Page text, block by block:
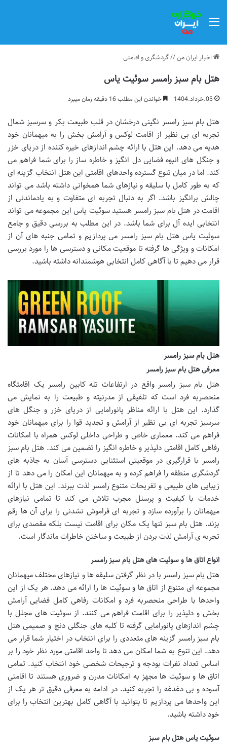
اخبار ایران من//گردشگری و اقامتی
هتل بام سبز رامسر سوئیت یاس
05.خرداد.1404 خواندن این مطلب 16 دقیقه زمان میبرد
هتل بام سبز رامسر نگینی درخشان در قلب طبیعت بکر و سرسبز شمال
تجربه ای بی نظیر از اقامت لوکس و آرامش بخش را به میهمانان خود
هدیه می دهد. این هتل با ارائه چشم اندازهای خیره کننده از دریای خزر
و جنگل های انبوه فضایی دل انگیز و خاطره ساز را برای شما فراهم می
کند. اما در میان تنوع گسترده واحدهای اقامتی این هتل انتخاب گزینه ای
که به طور کامل با سلیقه و نیازهای شما همخوانی داشته باشد می تواند
چالش برانگیز باشد. اگر به دنبال تجربه ای متفاوت و به یادماندنی از
اقامت در هتل بام سبز رامسر هستید سوئیت یاس این مجموعه می تواند
انتخابی ایده آل برای شما باشد. در این مطلب به بررسی دقیق و جامع
سوئیت یاس هتل بام سبز رامسر می پردازیم و تمامی جنبه های آن از
امکانات و ویژگی ها گرفته تا موقعیت مکانی و دسترسی ها را مورد بررسی
قرار می دهیم تا با آگاهی کامل انتخابی هوشمندانه داشته باشید.
هتل بام سبز رامسر
معرفی هتل بام سبز رامسر
هتل بام سبز رامسر واقع در ارتفاعات تله کابین رامسر یک اقامتگاه
منحصربه فرد است که تلفیقی از مدرنیته و طبیعت را به نمایش می
گذارد. این هتل با ارائه مناظر پانورامایی از دریای خزر و جنگل های
سرسبز تجربه ای بی نظیر از آرامش و تجدید قوا را برای میهمانان خود
فراهم می کند. معماری خاص و طراحی داخلی لوکس همراه با امکانات
رفاهی کامل اقامتی دلپذیر و خاطره انگیز را تضمین می کند. هتل بام سبز
رامسر با قرارگیری در موقعیتی استثنایی دسترسی آسان به جاذبه های
گردشگری منطقه را فراهم کرده و به میهمانان این امکان را می دهد تا از
زیبایی های طبیعی و تفریحات متنوع رامسر لذت ببرند. این هتل با ارائه
خدمات با کیفیت و پرسنل مجرب تلاش می کند تا تمامی نیازهای
میهمانان را برآورده سازد و تجربه ای فراموش نشدنی را برای آن ها رقم
بزند. هتل بام سبز تنها یک مکان برای اقامت نیست بلکه مقصدی برای
تجربه ی آرامش لذت بردن از طبیعت و ساختن خاطرات ماندگار است.
انواع اتاق ها و سوئیت های هتل بام سبز رامسر
هتل بام سبز رامسر با در نظر گرفتن سلیقه ها و نیازهای مختلف میهمانان
مجموعه ای متنوع از اتاق ها و سوئیت ها را ارائه می دهد. هر یک از این
واحدها با طراحی منحصربه فرد و امکانات رفاهی کامل فضایی آرامش
بخش و دلپذیر را برای اقامت فراهم می کنند. از سوئیت های مجلل با
چشم اندازهای پانورامایی گرفته تا کلبه های جنگلی دنج و صمیمی هتل
بام سبز رامسر گزینه های متعددی را برای انتخاب در اختیار شما قرار می
دهد. این تنوع به شما امکان می دهد تا واحد اقامتی مورد نظر خود را بر
اساس تعداد نفرات بودجه و ترجیحات شخصی خود انتخاب کنید. تمامی
اتاق ها و سوئیت ها مجهز به امکانات مدرن و ضروری هستند تا اقامتی
آسوده و بی دغدغه را تجربه کنید. در ادامه به معرفی دقیق تر هر یک از
این واحدها می پردازیم تا بتوانید با آگاهی کامل بهترین انتخاب را برای
خود داشته باشید.
سوئیت یاس هتل بام سبز